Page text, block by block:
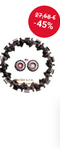
27,68 €
45%